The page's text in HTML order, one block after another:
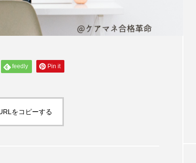
feedly Pin it
をコピーする